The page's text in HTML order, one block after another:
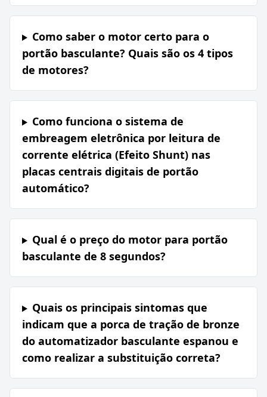
Como saber o motor certo para o
portão basculante? Quais são os 4 tipos
de motores?
Como funciona o sistema de
embreagem eletrônica por leitura de
corrente elétrica (Efeito Shunt) nas
placas centrais digitais de portão
automático?
Qual é o preço do motor para portão
basculante de 8 segundos?
Quais os principais sintomas que
indicam que a porca de tração de bronze
do automatizador basculante espanou e
como realizar a substituição correta?